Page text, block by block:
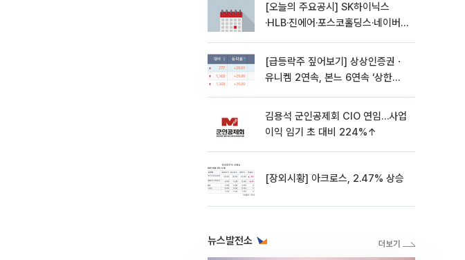
[오늘의 주요공시] SK하이닉스
·HLB·진에어·포스코홀딩스·네이버·
[급등락주 짚어보기] 상상인증권ㆍ
유니켐 2연속, 본느 6연속 ‘상한
김용석 군인공제회 CIO 연임…사업
이익 임기 초 대비 224%↑
[장외시황] 아크로스, 2.47% 상승
뉴스발전소